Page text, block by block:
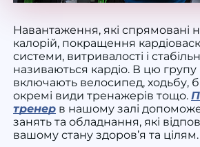
Навантаження, які спрямовані
калорій, покращення
системи, витривалості і
називаються кардіо. В цю групу
включають велосипед,ходьбу,
окремі види тренажерів тощо.
тренер в нашомузалідопоможе
занятьтаобладнання, які
вашому стану здоров’я та цілям.